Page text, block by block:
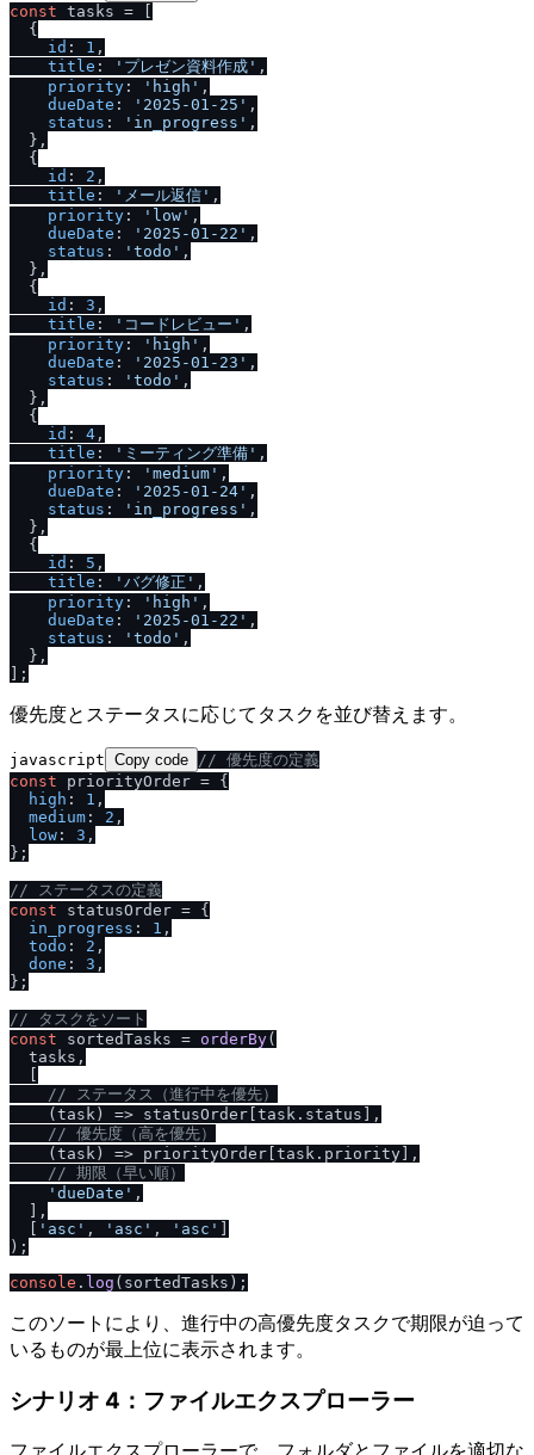
const tasks = [
  {
id : 1 ,
title : 'プレゼン資料作成' ,
priority : 'high' ,
dueDate : '2025-01-25' ,
status : 'in_progress' ,
  },
  {
id : 2 ,
title : 'メール返信' ,
priority : 'low' ,
dueDate : '2025-01-22' ,
status : 'todo' ,
  },
  {
id : 3 ,
title : 'コードレビュー' ,
priority : 'high' ,
dueDate : '2025-01-23' ,
status : 'todo' ,
  },
  {
id : 4 ,
title : 'ミーティング準備' ,
priority : 'medium' ,
dueDate : '2025-01-24' ,
status : 'in_progress' ,
  },
  {
id : 5 ,
title : 'バグ修正' ,
priority : 'high' ,
dueDate : '2025-01-22' ,
status : 'todo' ,
  },
優先度とステータスに応じてタスクを並び替えます。
javascript Copy code / / 優先度の定義
const priorityOrder = {
high : 1 ,
medium : 2 ,
low : 3 ,
};
/ / ステータスの定義
const statusOrder = {
in_progress : 1 ,
todo : 2 ,
done : 3 ,
};
/ / タスクをソート
const sortedTasks = orderBy(
  tasks,
/ / ステータス（進行中を優先）
( task ) => statusOrder[task. status ],
/ / 優先度（高を優先）
( task ) => priorityOrder[task. priority ],
/ / 期限（早い順）
'dueDate' ,
  ],
'asc' , 'asc' , 'asc'
);
console . log
このソートにより、進行中の高優先度タスクで期限が迫って
いるものが最上位に表示されます。
シナリオ 4：ファイルエクスプローラー